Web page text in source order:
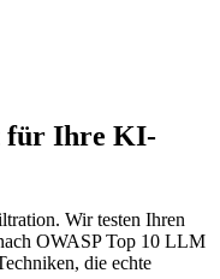
für Ihre KI-
Wir testen Ihren
OWASP Top 10 LLM
die echte